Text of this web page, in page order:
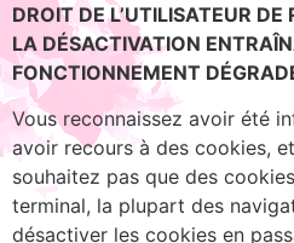
DROIT DE L’UTILISATEUR DE
LA DÉSACTIVATION
FONCTIONNEMENT
Vous reconnaissez avoir été
avoir recours à des cookies,
souhaitez pas que des
terminal, la plupart des
désactiver les cookies en